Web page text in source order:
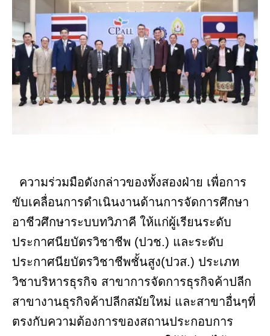
ความร่วมมือดังกล่าวของทั้งสองฝ่าย เพื่อการ
ขับเคลื่อนการดำเนินงานด้านการจัดการศึกษา
อาชีวศึกษาระบบทวิภาคี ให้แก่ผู้เรียนระดับ
ประกาศนียบัตรวิชาชีพ (ปวช.) และระดับ
ประกาศนียบัตรวิชาชีพชั้นสูง(ปวส.) ประเภท
วิชาบริหารธุรกิจ สาขาการจัดการธุรกิจค้าปลีก
สาขางานธุรกิจค้าปลีกสมัยใหม่ และสาขาอื่นๆที่
ตรงกับความต้องการของสถานประกอบการ